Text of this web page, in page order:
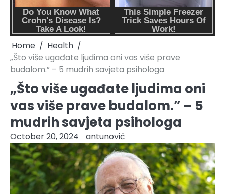
Home
Health
„Što više ugađate ljudima oni vas više prave
budalom.” – 5 mudrih savjeta psihologa
„Što više ugađate ljudima oni
vas više prave budalom.” – 5
mudrih savjeta psihologa
October 20, 2024 antunović